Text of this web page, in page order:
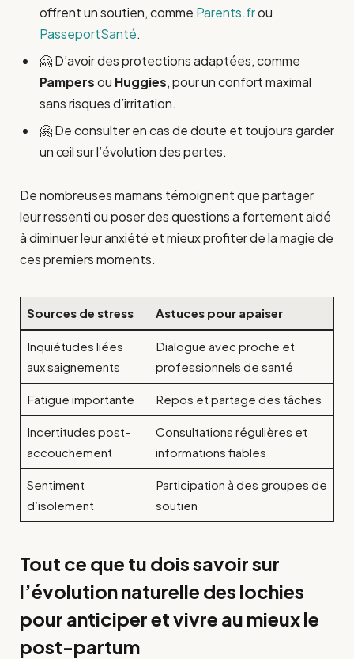
offrent un soutien, comme Parents.frou
PasseportSanté.
🤗 D’avoir des protections adaptées, comme
Pampersou Huggies, pour un confort maximal
sans risques d’irritation.
🤗 De consulter en cas de doute et toujours garder
un œil sur l’évolution des pertes.
De nombreuses mamans témoignent que partager
leur ressenti ou poser des questions a fortement aidé
à diminuer leur anxiété et mieux profiter de la magie de
ces premiers moments.
Sources de stress Astuces pour apaiser
Inquiétudes liées
aux saignements
Dialogue avec proche et
professionnels de santé
Fatigue importante Repos et partage des tâches
Incertitudes post-
accouchement
Consultations régulières et
informations fiables
Sentiment
d’isolement
Participation à des groupes de
soutien
Tout ce que tu dois savoir sur
l’évolution naturelle des lochies
pour anticiper et vivre au mieux le
post-partum